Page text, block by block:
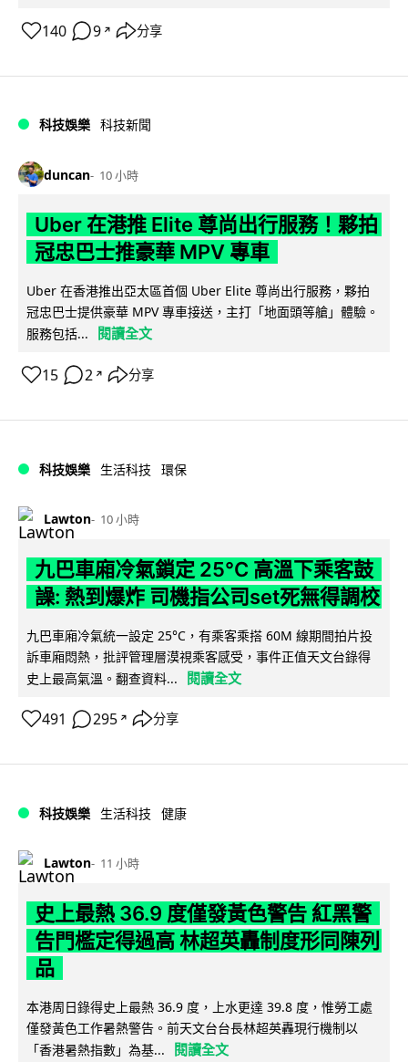
140 9 ↗ 分享
科技娛樂 科技新聞
duncan 10 小時
Uber 在港推 Elite 尊尚出行服務！夥拍
冠忠巴士推豪華 MPV 專車
Uber 在香港推出亞太區首個 Uber Elite 尊尚出行服務，夥拍
冠忠巴士提供豪華 MPV 專車接送，主打「地面頭等艙」體驗。
服務包括...
閱讀全文
15 2 ↗ 分享
科技娛樂 生活科技 環保
Lawton 10 小時
九巴車廂冷氣鎖定 25°C 高溫下乘客鼓
譟: 熱到爆炸 司機指公司set死無得調校
九巴車廂冷氣統一設定 25°C，有乘客乘搭 60M 線期間拍片投
訴車廂悶熱，批評管理層漠視乘客感受，事件正值天文台錄得
史上最高氣溫。翻查資料...
閱讀全文
491 295 ↗ 分享
科技娛樂 生活科技 健康
Lawton 11 小時
史上最熱 36.9 度僅發黃色警告 紅黑警
告門檻定得過高 林超英轟制度形同陳列
品
本港周日錄得史上最熱 36.9 度，上水更達 39.8 度，惟勞工處
僅發黃色工作暑熱警告。前天文台台長林超英轟現行機制以
「香港暑熱指數」為基...
閱讀全文